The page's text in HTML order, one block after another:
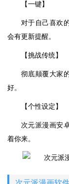
【一键】
对于自己喜欢
会有更新提醒。
【挑战传统】
彻底颠覆大家
好。
【个性设定】
次元派漫画安
着你来。